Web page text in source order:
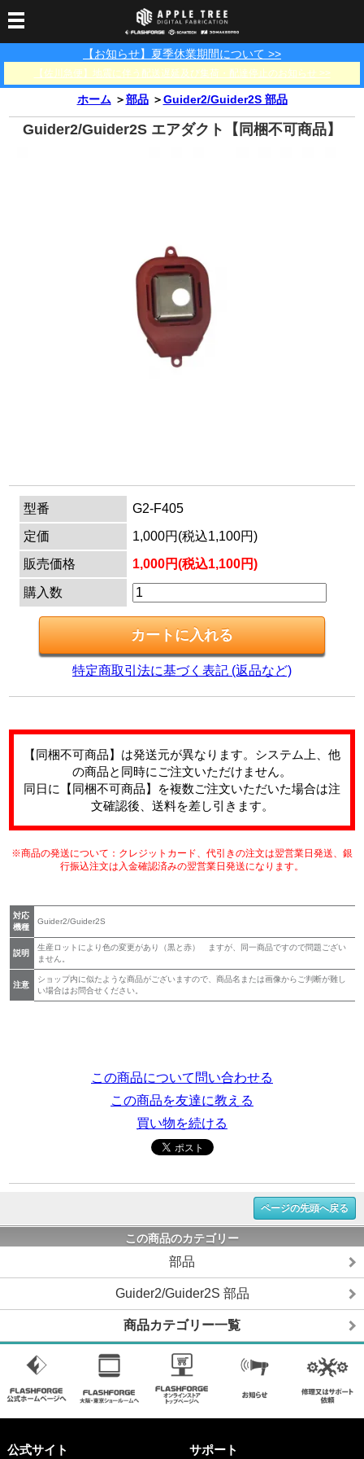
【お知らせ】夏季休業期間について >>
【佐川急便】地震に伴う配送遅延及び集荷・配達停止のお知らせ >>
3Dプリンター
3Dプリンター一覧 FLASHFORGE Bambu Lab
3Dスキャナー
SCANOLOGY 3DeVOK 3Dスキャナー消耗品
フィラメント
光造形用レジン
その他
フィラメント保管用乾
燥剤
サポート
ダウンロード
ショールーム
オフィシャルサイト
法人窓口
マイページ
ホーム ＞部品 ＞Guider2/Guider2S 部品
Guider2/Guider2S エアダクト【同梱不可商品】
型番
G2-F405
定価
1,000円(税込1,100円)
販売価格
1,000円(税込1,100円)
購入数
特定商取引法に基づく表記 (返品など)
【同梱不可商品】は発送元が異なります。システム上、他
の商品と同時にご注文いただけません。
同日に【同梱不可商品】を複数ご注文いただいた場合は注
文確認後、送料を差し引きます。
※商品の発送について：クレジットカード、代引きの注文は翌営業日発送、銀
行振込注文は入金確認済みの翌営業日発送になります。
対応
機種
Guider2/Guider2S
説明
生産ロットにより色の変更があり（黒と赤） ますが、同一商品ですので問題ござい
ません。
注意
ショップ内に似たような商品がございますので、商品名または画像からご判断が難し
い場合はお問合せください。
この商品について問い合わせる
この商品を友達に教える
買い物を続ける
ページの先頭へ戻る
この商品のカテゴリー
部品
Guider2/Guider2S 部品
商品カテゴリー一覧
公式サイト サポート